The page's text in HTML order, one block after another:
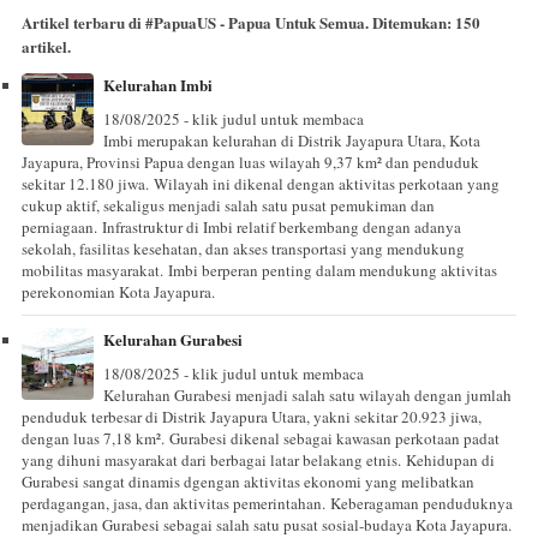
Artikel terbaru di #PapuaUS - Papua Untuk Semua. Ditemukan: 150
artikel.
Kelurahan Imbi
18/08/2025 - klik judul untuk membaca
Imbi merupakan kelurahan di Distrik Jayapura Utara, Kota
Jayapura, Provinsi Papua dengan luas wilayah 9,37 km² dan penduduk
sekitar 12.180 jiwa. Wilayah ini dikenal dengan aktivitas perkotaan yang
cukup aktif, sekaligus menjadi salah satu pusat pemukiman dan
perniagaan. Infrastruktur di Imbi relatif berkembang dengan adanya
sekolah, fasilitas kesehatan, dan akses transportasi yang mendukung
mobilitas masyarakat. Imbi berperan penting dalam mendukung aktivitas
perekonomian Kota Jayapura.
Kelurahan Gurabesi
18/08/2025 - klik judul untuk membaca
Kelurahan Gurabesi menjadi salah satu wilayah dengan jumlah
penduduk terbesar di Distrik Jayapura Utara, yakni sekitar 20.923 jiwa,
dengan luas 7,18 km². Gurabesi dikenal sebagai kawasan perkotaan padat
yang dihuni masyarakat dari berbagai latar belakang etnis. Kehidupan di
Gurabesi sangat dinamis dgengan aktivitas ekonomi yang melibatkan
perdagangan, jasa, dan aktivitas pemerintahan. Keberagaman penduduknya
menjadikan Gurabesi sebagai salah satu pusat sosial-budaya Kota Jayapura.